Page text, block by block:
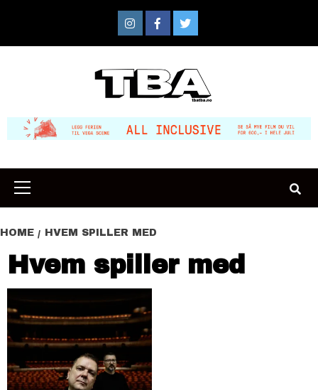
content
InstagramFacebook
Twitter
Primary
Menu
HOME HVEM SPILLER MED
Hvem spiller med